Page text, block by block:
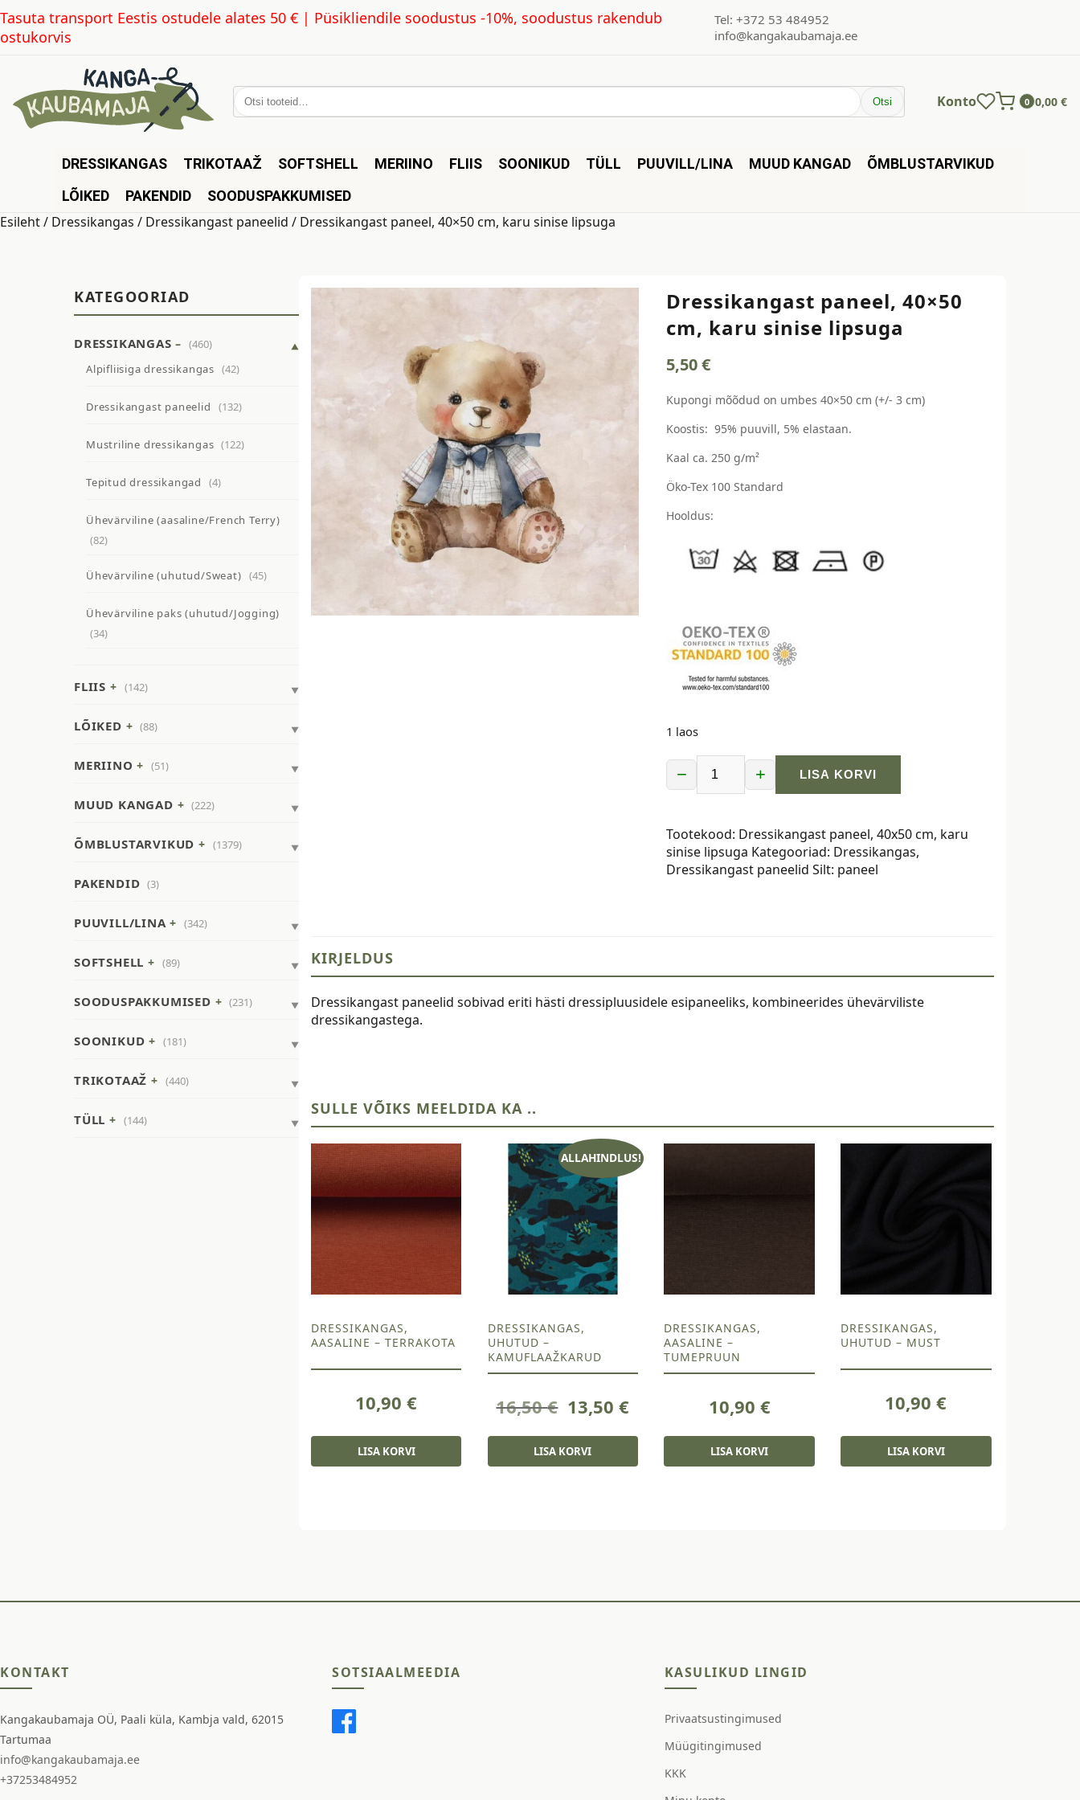
Tasuta transport Eestis ostudele alates 50 € | Püsikliendile soodustus -10%, soodustus rakendub
ostukorvis
Tel: +372 53 484952
info@kangakaubamaja.ee
Otsi: Otsi Konto 0 0,00 €
DRESSIKANGAS TRIKOTAAŽ SOFTSHELL MERIINO FLIIS SOONIKUD TÜLL PUUVILL/LINA MUUD KANGAD
ÕMBLUSTARVIKUD
LÕIKED
PAKENDID SOODUSPAKKUMISED
Esileht/ Dressikangas / Dressikangast paneelid / Dressikangast paneel, 40×50 cm, karu sinise lipsuga
KATEGOORIAD
DRESSIKANGAS
(460)
Alpifliisiga dressikangas (42)
Dressikangast paneelid (132)
Mustriline dressikangas (122)
Tepitud dressikangad (4)
Ühevärviline (aasaline/French Terry)
(82)
Ühevärviline (uhutud/Sweat) (45)
Ühevärviline paks (uhutud/Jogging)
(34)
FLIIS (142)
LÕIKED (88)
MERIINO (51)
MUUD KANGAD (222)
ÕMBLUSTARVIKUD (1379)
PAKENDID (3)
PUUVILL/LINA (342)
SOFTSHELL (89)
SOODUSPAKKUMISED (231)
SOONIKUD (181)
TRIKOTAAŽ (440)
TÜLL (144)
Dressikangast paneel, 40×50
cm, karu sinise lipsuga
5,50€
Kupongi mõõdud on umbes 40×50 cm (+/- 3 cm)
Koostis: 95% puuvill, 5% elastaan.
Kaal ca. 250 g/m²
Öko-Tex 100 Standard
Hooldus:
1 laos
−
Dressikangast
paneel,
cm,
karu
sinise
+ LISA KORVI
Tootekood: Dressikangast paneel, 40x50 cm, karu
sinise lipsuga Kategooriad: Dressikangas,
Dressikangast paneelid Silt: paneel
KIRJELDUS
Dressikangast paneelid sobivad eriti hästi dressipluusidele esipaneeliks, kombineerides ühevärviliste
dressikangastega.
SULLE VÕIKS MEELDIDA KA ..
DRESSIKANGAS,
AASALINE – TERRAKOTA
10,90€
LISA KORVI
ALLAHINDLUS!
DRESSIKANGAS,
UHUTUD –
KAMUFLAAŽKARUD
16,50€ Algne
oli:
13,50€Current
LISA KORVI
DRESSIKANGAS,
AASALINE –
TUMEPRUUN
10,90 €
LISA KORVI
DRESSIKANGAS,
UHUTUD – MUST
10,90€
LISA KORVI
KONTAKT
Kangakaubamaja OÜ, Paali küla, Kambja vald, 62015
Tartumaa
info@kangakaubamaja.ee
+37253484952
SOTSIAALMEEDIA KASULIKUD LINGID
Privaatsustingimused
Müügitingimused
KKK